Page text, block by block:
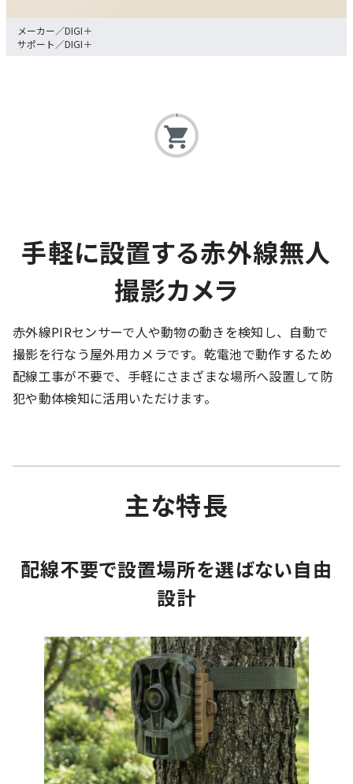
DIGI＋
DIGI＋
手軽に設置する赤外線無人
撮影カメラ
赤外線PIRセンサーで人や動物の動きを検知し、自動で
撮影を行なう屋外用カメラです。乾電池で動作するため
配線工事が不要で、手軽にさまざまな場所へ設置して防
犯や動体検知に活用いただけます。
主な特長
配線不要で設置場所を選ばない自由
設計